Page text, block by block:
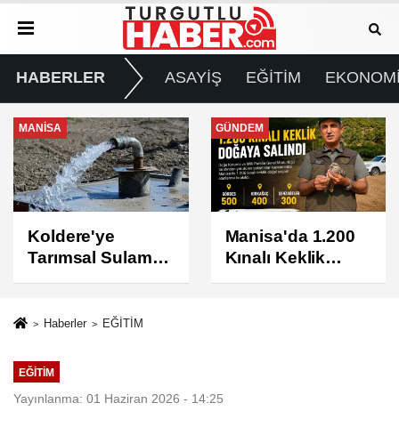
HABERLER ASAYİŞ EĞİTİM
GÜNDEM
Manisa'da 1.200
Kınalı Keklik
Doğaya Salındı
GÜNDEM
Turgutlu'da 8
Ağustos
Cumartesi Günü
Haberler EĞİTİM
EĞİTİM
Yayınlanma: 01 Haziran 2026 - 14:25